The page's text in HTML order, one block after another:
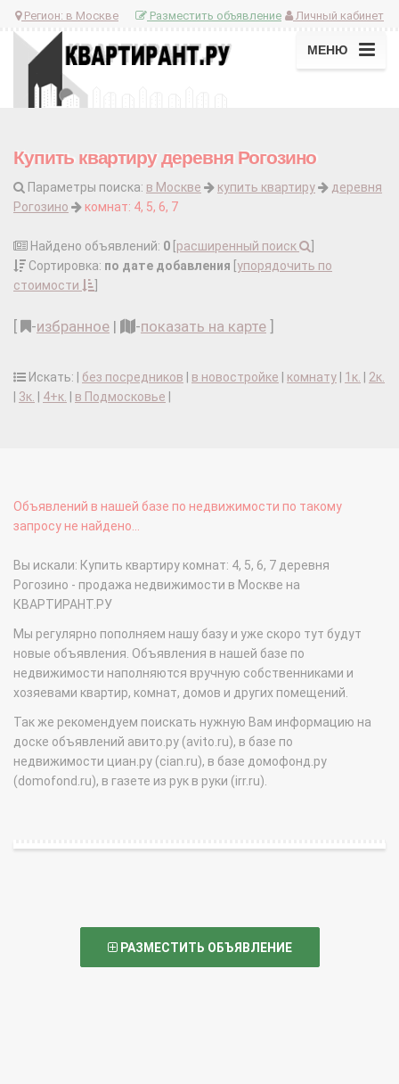
Регион: в Москве Личный кабинет
Разместить объявление
МЕНЮ
Купить квартиру деревня Рогозино
Параметры поиска: в Москве купить квартиру
деревня
Рогозино
комнат: 4, 5, 6, 7
Найдено объявлений: 0 расширенный поиск
Сортировка: по дате добавления упорядочить по
стоимости
-избранное | -показать на карте
Искать: | без посредников в новостройке комнату 1к.
2к.
3к. 4+к. в Подмосковье
Объявлений в нашей базе по недвижимости по такому
запросу не найдено...
Вы искали: Купить квартиру комнат: 4, 5, 6, 7 деревня
Рогозино - продажа недвижимости в Москве на
КВАРТИРАНТ.РУ
Мы регулярно пополняем нашу базу и уже скоро тут будут
новые объявления. Объявления в нашей базе по
недвижимости наполняются вручную собственниками и
хозяевами квартир, комнат, домов и других помещений.
Так же рекомендуем поискать нужную Вам информацию на
доске объявлений авито.ру (avito.ru), в базе по
недвижимости циан.ру (cian.ru), в базе домофонд.ру
(domofond.ru), в газете из рук в руки (irr.ru).
РАЗМЕСТИТЬ ОБЪЯВЛЕНИЕ